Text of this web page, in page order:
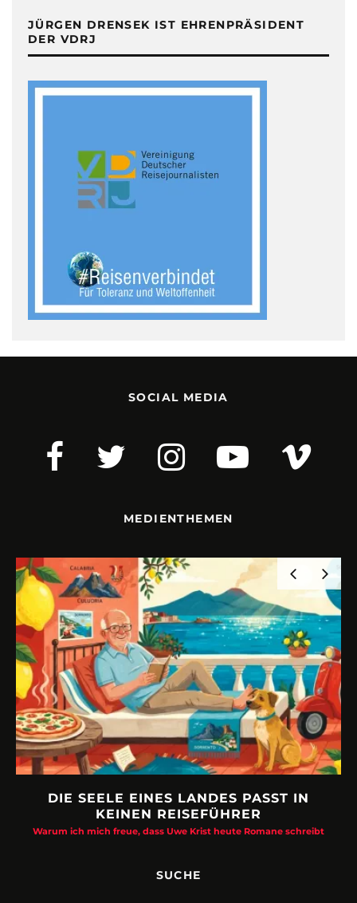
JÜRGEN DRENSEK IST EHRENPRÄSIDENT
DER VDRJ
SOCIAL MEDIA
MEDIENTHEMEN
DIE SEELE EINES LANDES PASST IN
KEINEN REISEFÜHRER
Warum ich mich freue, dass Uwe Krist heute Romane schreibt
SUCHE